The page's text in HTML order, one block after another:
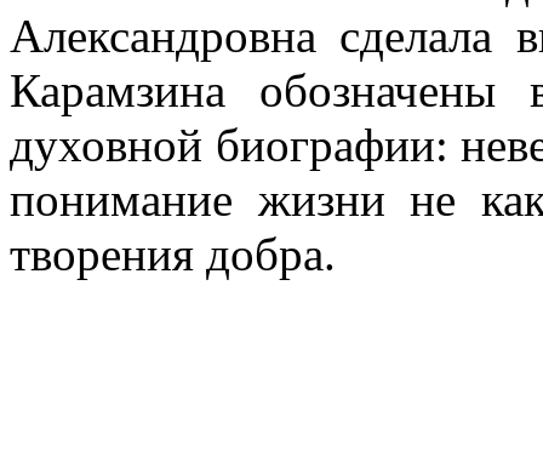
Александровна сделала
Карамзина обозначены
духовной биографии:
понимание жизни не
творения добра.